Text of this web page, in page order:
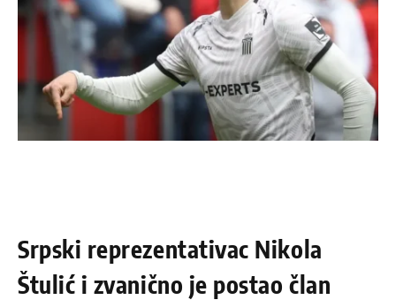
Srpski reprezentativac Nikola
Štulić i zvanično je postao član